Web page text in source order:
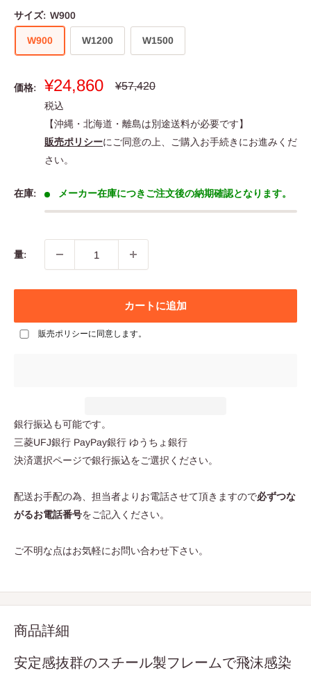
サイズ: W900
W900 W1200 W1500
価格:
販
売
価
格
¥24,860
通
格
¥57,420
税込
【沖縄・北海道・離島は別途送料が必要です】
販売ポリシーにご同意の上、ご購入お手続きにお進みくだ
さい。
在庫: メーカー在庫につきご注文後の納期確認となります。
量:
カートに追加
販売ポリシーに同意します。
銀行振込も可能です。
三菱UFJ銀行 PayPay銀行 ゆうちょ銀行
決済選択ページで銀行振込をご選択ください。
配送お手配の為、担当者よりお電話させて頂きますので必ずつな
がるお電話番号をご記入ください。
ご不明な点はお気軽にお問い合わせ下さい。
商品詳細
安定感抜群のスチール製フレームで飛沫感染